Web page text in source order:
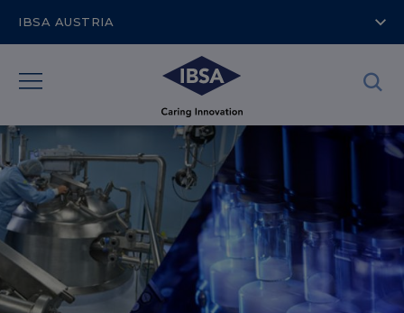
IBSA AUSTRIA